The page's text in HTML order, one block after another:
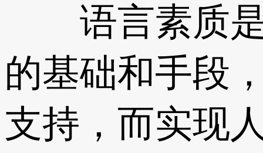
语言素质是
的基础和手段
支持，而实现